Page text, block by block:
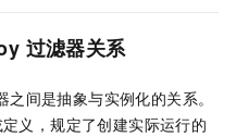
过滤器关系
之间是抽象与实例化的关系。
义，规定了创建实际运行的